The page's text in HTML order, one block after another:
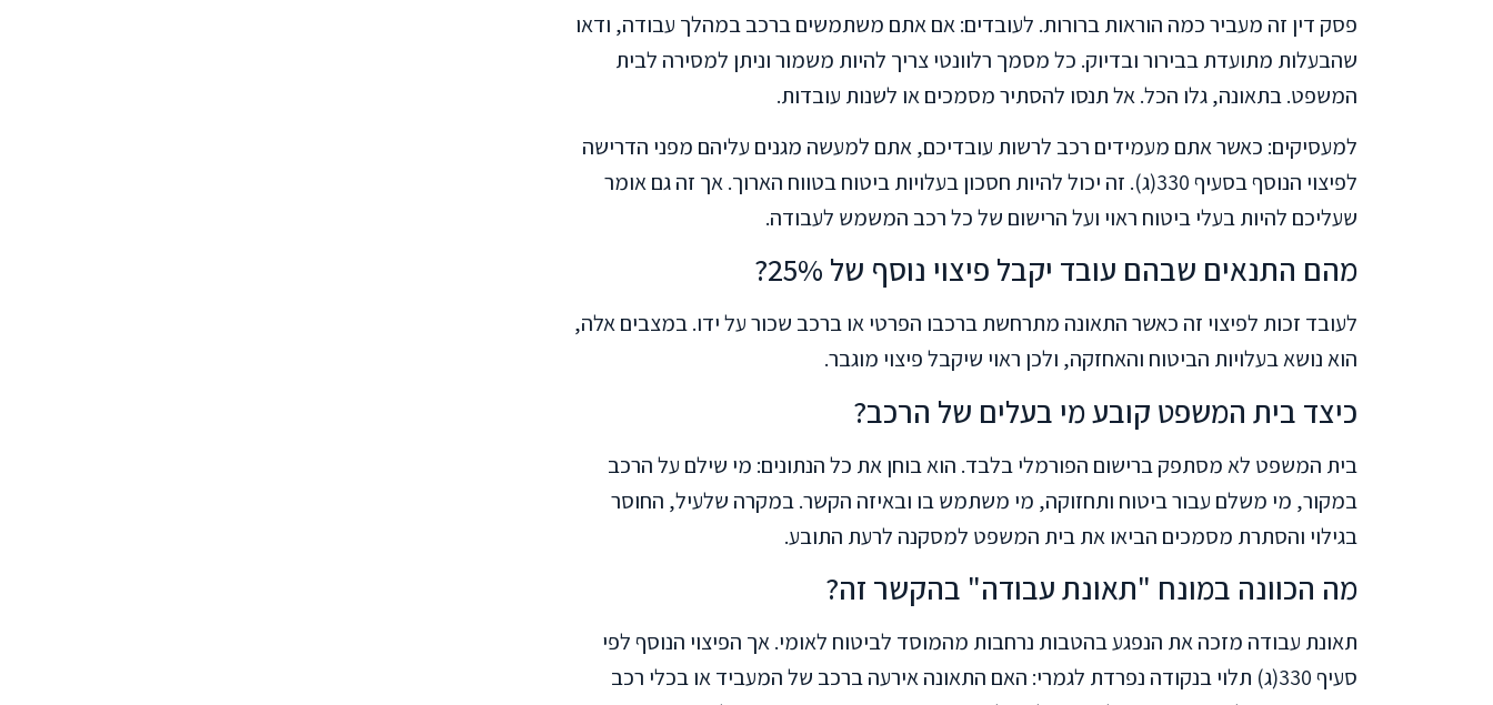
פסק דין זה מעביר כמה הוראות ברורות. לעובדים: אם אתם משתמשים ברכב במהלך עבודה, ודאו
שהבעלות מתועדת בבירור ובדיוק. כל מסמך רלוונטי צריך להיות משמור וניתן למסירה לבית
המשפט. בתאונה, גלו הכל. אל תנסו להסתיר מסמכים או לשנות עובדות.
למעסיקים: כאשר אתם מעמידים רכב לרשות עובדיכם, אתם למעשה מגנים עליהם מפני הדרישה
לפיצוי הנוסף בסעיף 330(ג). זה יכול להיות חסכון בעלויות ביטוח בטווח הארוך. אך זה גם אומר
שעליכם להיות בעלי ביטוח ראוי ועל הרישום של כל רכב המשמש לעבודה.
מהם התנאים שבהם עובד יקבל פיצוי נוסף של 25%?
לעובד זכות לפיצוי זה כאשר התאונה מתרחשת ברכבו הפרטי או ברכב שכור על ידו. במצבים אלה,
הוא נושא בעלויות הביטוח והאחזקה, ולכן ראוי שיקבל פיצוי מוגבר.
כיצד בית המשפט קובע מי בעלים של הרכב?
בית המשפט לא מסתפק ברישום הפורמלי בלבד. הוא בוחן את כל הנתונים: מי שילם על הרכב
במקור, מי משלם עבור ביטוח ותחזוקה, מי משתמש בו ובאיזה הקשר. במקרה שלעיל, החוסר
בגילוי והסתרת מסמכים הביאו את בית המשפט למסקנה לרעת התובע.
מה הכוונה במונח "תאונת עבודה" בהקשר זה?
תאונת עבודה מזכה את הנפגע בהטבות נרחבות מהמוסד לביטוח לאומי. אך הפיצוי הנוסף לפי
סעיף 330(ג) תלוי בנקודה נפרדת לגמרי: האם התאונה אירעה ברכב של המעביד או בכלי רכב